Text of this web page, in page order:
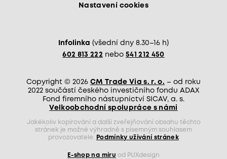
Nastavení cookies
Infolinka (všední dny 8.30–16 h)
602 813 222 nebo 541 212 450
Copyright © 2026 CM Trade Via s. r. o. – od roku
2022 součástí českého investičního fondu ADAX
Fond firemního nástupnictví SICAV, a. s.
Velkoobchodní spolupráce s námi
Jakékoliv kopírování a další zveřejňování obsahu těchto
stránek je možné výhradně s písemným souhlasem
provozovatele.
Podmínky užívání stránek
E-shop na míru od PUXdesign